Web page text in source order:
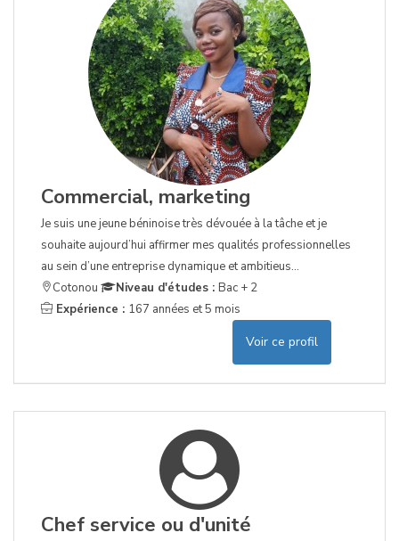
Commercial, marketing
Je suis une jeune béninoise très dévouée à la tâche et je
souhaite aujourd’hui affirmer mes qualités professionnelles
au sein d’une entreprise dynamique et ambitieus...
Cotonou
Niveau d'études : Bac + 2
Expérience : 167 années et 5 mois
Voir ce profil
Chef service ou d'unité